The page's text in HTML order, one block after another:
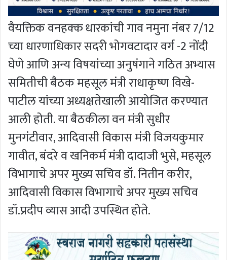
वैयक्तिक वनहक्क धारकांची गाव नमुना नंबर 7/12
च्या धारणाधिकार सदरी भोगवटादार वर्ग -2 नोंदी
घेणे आणि अन्य विषयांच्या अनुषंगाने गठित अभ्यास
समितीची बैठक महसूल मंत्री राधाकृष्ण विखे-
पाटील यांच्या अध्यक्षतेखाली आयोजित करण्यात
आली होती. या बैठकीला वन मंत्री सुधीर
मुनगंटीवार, आदिवासी विकास मंत्री विजयकुमार
गावीत, बंदरे व खनिकर्म मंत्री दादाजी भुसे, महसूल
विभागाचे अपर मुख्य सचिव डॉ. नितीन करीर,
आदिवासी विकास विभागाचे अपर मुख्य सचिव
डॉ.प्रदीप व्यास आदी उपस्थित होते.